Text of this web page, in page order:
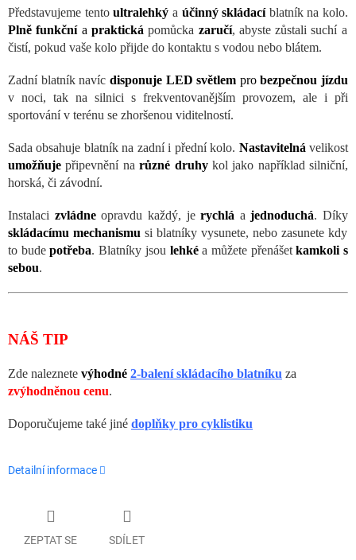
Představujeme tentoultralehký a účinný skládacíblatník na kolo.
Plně funkčnía praktická pomůcka zaručí, abyste zůstali suchí a
čistí, pokud vaše kolo přijde do kontaktu s vodou nebo blátem.
Zadní blatník navíc disponuje LED světlem probezpečnou jízdu
v noci, tak na silnici s frekventovanějším provozem, ale i při
sportování v terénu se zhoršenou viditelností.
Sada obsahuje blatník na zadní i přední kolo. Nastavitelná velikost
umožňuje připevnění narůzné druhykol jako například silniční,
horská, či závodní.
Instalaci zvládneopravdu každý, je rychlá ajednoduchá. Díky
skládacímu mechanismu si blatníky vysunete, nebo zasunete kdy
to bude potřeba. Blatníky jsou lehké a můžete přenášetkamkoli s
sebou.
NÁŠ TIP
Zde naleznete výhodné 2-balení skládacího blatníku za
zvýhodněnou cenu.
Doporučujeme také jiné doplňky pro cyklistiku
Detailní informace
ZEPTAT SE SDÍLET